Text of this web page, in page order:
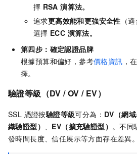
擇 RSA 演算法。
追求更高效能和更強安全性 （
選擇 ECC 演算法。
第四步：確定認證品牌
根據預算和偏好，參考價格資訊 ，在
擇。
驗證等級（DV / OV / EV）
SSL 憑證按驗證等級可分為： DV（網域
織驗證型） 、 EV（擴充驗證型） 。不同
發時間長度、信任展示等方面存在差異。